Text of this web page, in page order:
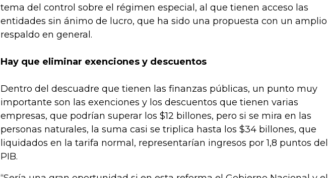
tema del control sobre el régimen especial, al que tienen acceso las
entidades sin ánimo de lucro, que ha sido una propuesta con un amplio
respaldo en general.
Hay que eliminar exenciones y descuentos
Dentro del descuadre que tienen las finanzas públicas, un punto muy
importante son las exenciones y los descuentos que tienen varias
empresas, que podrían superar los $12 billones, pero si se mira en las
personas naturales, la suma casi se triplica hasta los $34 billones, que
liquidados en la tarifa normal, representarían ingresos por 1,8 puntos del
PIB.